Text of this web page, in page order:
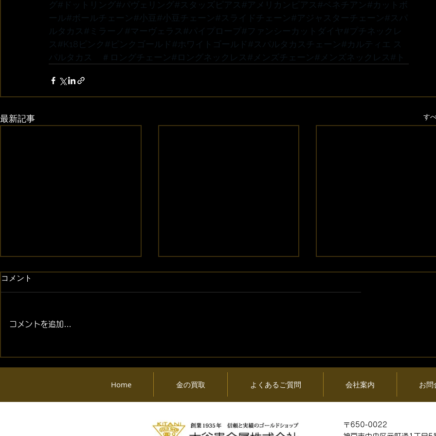
グ#ドットリング#パヴェリング#スタッズピアス #アメリカンピアス #ベネチアン#カットボ
ール#ボールチェーン#小豆#小豆チェーン#スライドチェーン#アジャスターチェーン#スパ
ルタカス #ミラーノ #マーヴェラス #パイプロープ #ファンシーカットダイヤ#プチネックレ
ス #K18ピンク #ピンクゴールド #ホワイトゴールド #スパルタカスチェーン#カルティエ
ス
パルタカス
＃ロングチェーン#ロングネックレス #メンズチェーン#メンズネックレス #ト
最新記事 す
コメント
コメントを追加…
Home 金の買取 よくあるご質問 会社案内 お問
〒650-0022